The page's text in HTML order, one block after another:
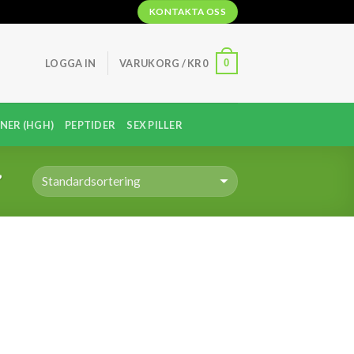
KONTAKTA OSS
LOGGA IN VARUKORG /KR0 0
(HGH) PEPTIDER SEX PILLER